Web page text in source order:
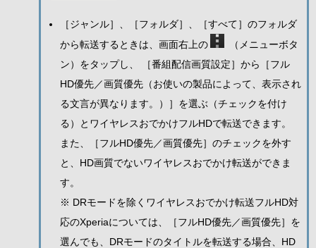
［ジャンル］、［フォルダ］、［すべて］のフォルダ
から転送するときは、画面右上の
（メニューボタ
ン）をタップし、 ［番組配信画質設定］から［フル
HD優先／画質優先（お使いの製品によって、表示され
る文言が異なります。）］を選ぶ（チェックを付け
る）とワイヤレスおでかけフルHDで転送できます。
また、［フルHD優先／画質優先］のチェックを外す
と、HD画質でないワイヤレスおでかけ転送ができま
す。
※ DRモードを除くワイヤレスおでかけ転送フルHD対
応のXperiaについては、［フルHD優先／画質優先］を
選んでも、DRモードのタイトルを転送する場合、HD